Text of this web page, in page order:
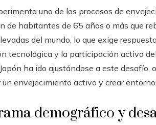
uno de los procesos de
de habitantes de 65 años o más que
del mundo, lo que exige
tecnológica y la participación activa
ha ido ajustándose a este
un envejecimiento activo y crear
demográfico y